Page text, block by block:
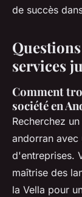
de succès
services
Comment
société en
Recherchez
andorran avec
d'entreprises.
maîtrise des
la Vella pour